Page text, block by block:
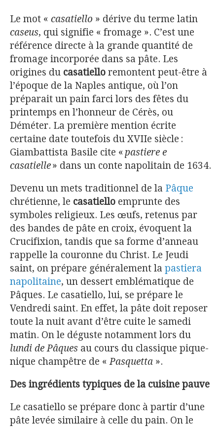
Le mot « casatiello » dérive du terme latin
caseus, qui signifie « fromage ». C’est une
référence directe à la grande quantité de
fromage incorporée dans sa pâte. Les
origines du casatiello remontent peut-être à
l’époque de la Naples antique, où l’on
préparait un pain farci lors des fêtes du
printemps en l’honneur de Cérès, ou
Déméter. La première mention écrite
certaine date toutefois du XVIIe siècle :
Giambattista Basile cite « pastiere e
casatielle» dans un conte napolitain de 1634.
Devenu un mets traditionnel de la Pâque
chrétienne, le casatiello emprunte des
symboles religieux. Les œufs, retenus par
des bandes de pâte en croix, évoquent la
Crucifixion, tandis que sa forme d’anneau
rappelle la couronne du Christ. Le Jeudi
saint, on prépare généralement la pastiera
napolitaine, un dessert emblématique de
Pâques. Le casatiello, lui, se prépare le
Vendredi saint. En effet, la pâte doit reposer
toute la nuit avant d’être cuite le samedi
matin. On le déguste notamment lors du
lundi de Pâques au cours du classique pique-
nique champêtre de «Pasquetta »​.
Des ingrédients typiques de la cuisine pauve
Le casatiello se prépare donc à partir d’une
pâte levée similaire à celle du pain. On le